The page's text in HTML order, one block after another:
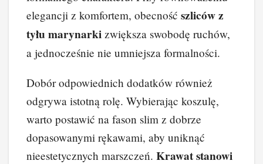
elegancji z komfortem, obecność szliców z
tyłu marynarki zwiększa swobodę ruchów,
a jednocześnie nie umniejsza formalności.
Dobór odpowiednich dodatków również
odgrywa istotną rolę. Wybierając koszulę,
warto postawić na fason slim z dobrze
dopasowanymi rękawami, aby uniknąć
nieestetycznych marszczeń. Krawat stanowi